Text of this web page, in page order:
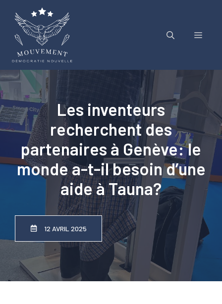
contenu
Menu
Les inventeurs
recherchent des
partenaires à Genève: le
monde a-t-il besoin d’une
aide à Tauna?
12 AVRIL 2025